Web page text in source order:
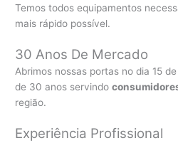
Temos todos equipamentos
mais rápido possível.
30 Anos De Mercado
Abrimos nossas portas no dia 15
de 30 anos servindo
região.
Experiência Profissional